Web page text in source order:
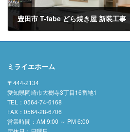
豊田市 T-fabe どら焼き屋 新装工事
ミライエホーム
〒444-2134
愛知県岡崎市大樹寺3丁目16番地1
TEL：0564-74-6168
FAX：0564-28-6706
営業時間：AM 9:00 ～ PM 6:00